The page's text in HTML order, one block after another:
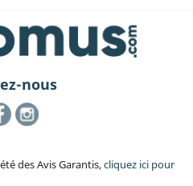
nous
FacebookInstagram
des Avis Garantis,cliquez ici pour